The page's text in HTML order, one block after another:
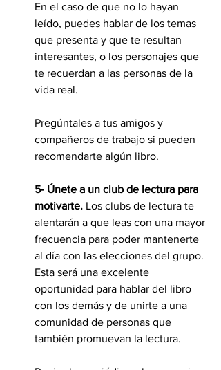
En el caso de que no lo hayan
leído, puedes hablar de los temas
que presenta y que te resultan
interesantes, o los personajes que
te recuerdan a las personas de la
vida real.
Pregúntales a tus amigos y
compañeros de trabajo si pueden
recomendarte algún libro.
5- Únete a un club de lectura para
motivarte. Los clubs de lectura te
alentarán a que leas con una mayor
frecuencia para poder mantenerte
al día con las elecciones del grupo.
Esta será una excelente
oportunidad para hablar del libro
con los demás y de unirte a una
comunidad de personas que
también promuevan la lectura.